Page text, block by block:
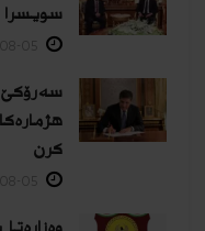
سویسرا
كرن